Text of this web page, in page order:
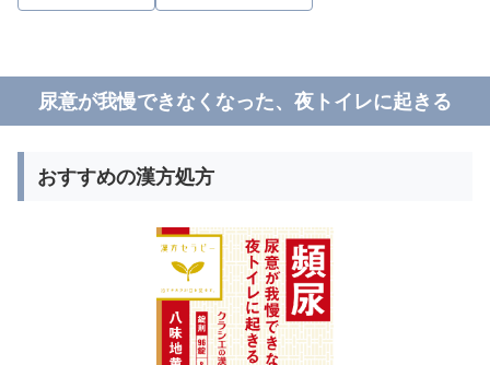
尿意が我慢できなくなった、夜トイレに起きる
おすすめの漢方処方